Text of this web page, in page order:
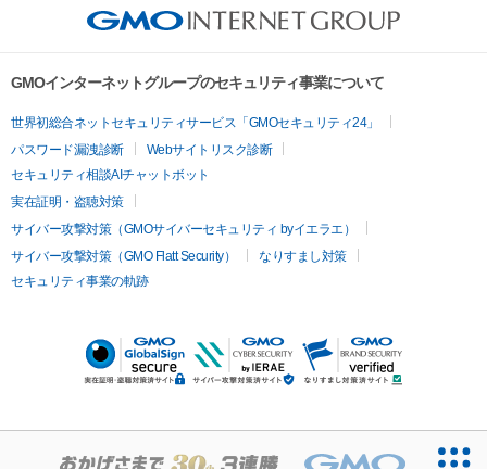
GMOインターネットグループのセキュリティ事業について
世界初総合ネットセキュリティサービス「GMOセキュリティ24」
パスワード漏洩診断
Webサイトリスク診断
セキュリティ相談AIチャットボット
実在証明・盗聴対策
サイバー攻撃対策（GMOサイバーセキュリティ byイエラエ）
サイバー攻撃対策（GMO Flatt Security）
なりすまし対策
セキュリティ事業の軌跡